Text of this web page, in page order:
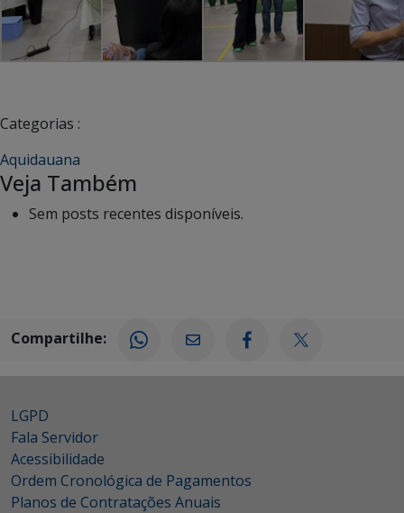
Categorias :
Aquidauana
Veja Também
Sem posts recentes disponíveis.
Compartilhe:
LGPD
Fala Servidor
Acessibilidade
Ordem Cronológica de Pagamentos
Planos de Contratações Anuais